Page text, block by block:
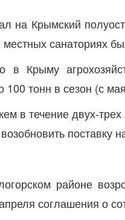
на Крымский
санаториях
в Крыму
100 тонн в сезон (с
в течение двух-
районе
соглашения о